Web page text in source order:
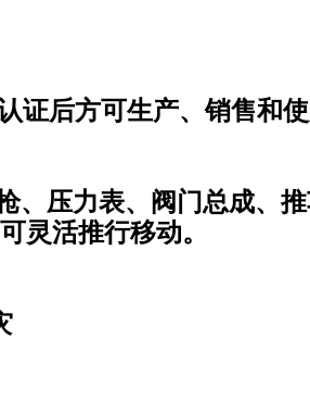
证后方可生产、销售和
、压力表、阀门总成、
灵活推行移动。